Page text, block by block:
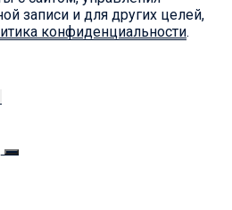
записи и для других целей,
конфиденциальности.